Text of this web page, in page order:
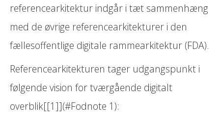
referencearkitektur indgår i tæt sammenhæng
med de øvrige referencearkitekturer i den
fællesoffentlige digitale rammearkitektur (FDA).
Referencearkitekturen tager udgangspunkt i
følgende vision for tværgående digitalt
overblik[[1]](#Fodnote 1):